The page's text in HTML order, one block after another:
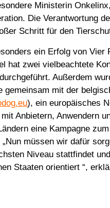
Ministerin
Die Verantwortung
Schritt für den
ein Erfolg von Vier
hat zwei vielbeachtete
Außerdem
gemeinsam mit der
), ein europäisches
Anbietern, Anwendern
eine Kampagne
müssen wir dafür
Niveau stattfindet
Staaten orientiert “,